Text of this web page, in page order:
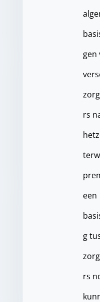
gen
rs
een
g
rs